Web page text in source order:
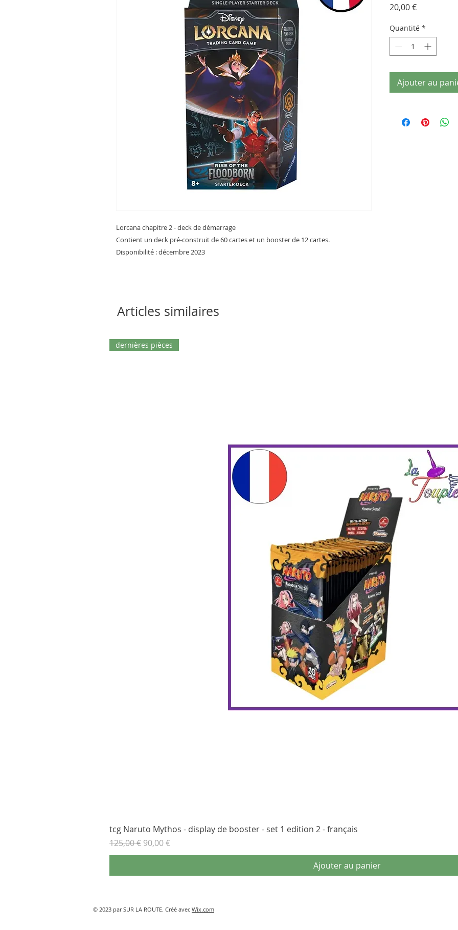
Lorcana chapitre 2 - deck de démarrage
Contient un deck pré-construit de 60 cartes et un booster de 12 cartes.
Disponibilité : décembre 2023
20,00 €Prix
Quantité *
Ajouter au
Articles similaires
Aperçu rapide
dernières pièces
tcg Naruto Mythos - display de booster - set 1 edition 2 - français
Prix original
125,00 € Prix promotionnel
90,00 €
Ajouter au panier
© 2023 par SUR LA ROUTE. Créé avec Wix.com